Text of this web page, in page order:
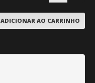
ADICIONAR AO CARRINHO